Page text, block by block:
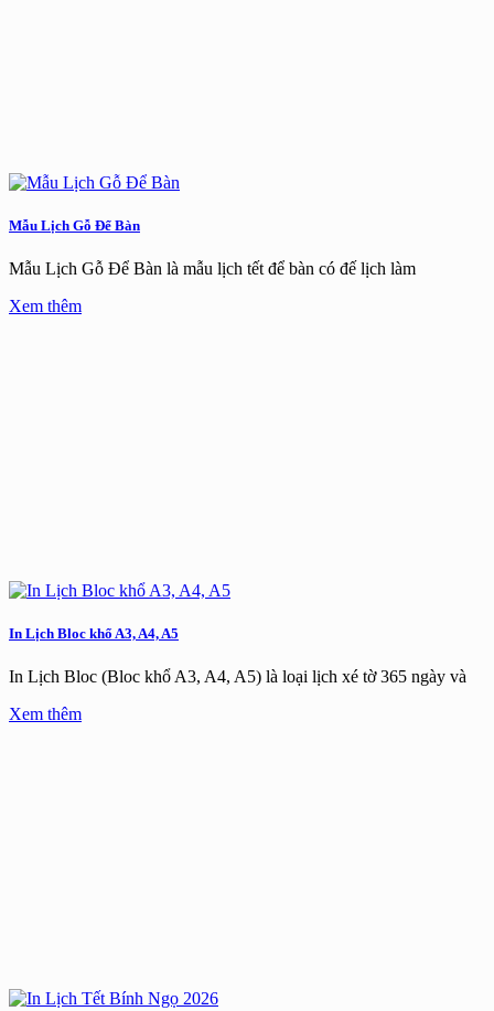
Mẫu Lịch Gỗ Để Bàn
Mẫu Lịch Gỗ Để Bàn là mẫu lịch tết để bàn có đế lịch làm
Xem thêm
In Lịch Bloc khổ A3, A4, A5
In Lịch Bloc (Bloc khổ A3, A4, A5) là loại lịch xé tờ 365 ngày và
Xem thêm